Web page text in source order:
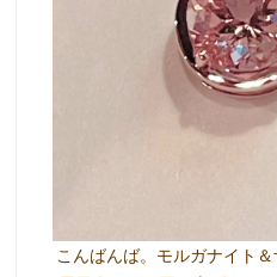
こんばんば。モルガナイト